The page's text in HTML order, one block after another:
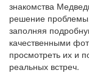
знакомства
решение
заполняя
качественными
просмотреть их и
реальных встреч.